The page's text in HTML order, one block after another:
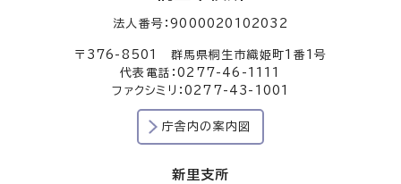
法人番号：9000020102032
〒376-8501 群馬県桐生市織姫町1番1号
代表電話：0277-46-1111
ファクシミリ：0277-43-1001
庁舎内の案内図
新里支所